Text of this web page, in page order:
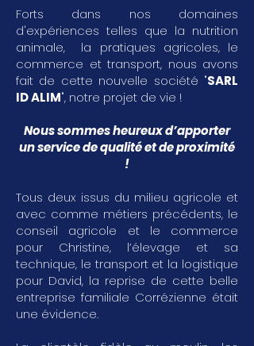
Forts dans nos domaines
d'expériences telles que la nutrition
animale, la pratiques agricoles, le
commerce et transport, nous avons
fait de cette nouvelle société "SARL
ID ALIM", notre projet de vie !
Nous sommes heureux d’apporter
un service de qualité et de proximité
!
Tous deux issus du milieu agricole et
avec comme métiers précédents, le
conseil agricole et le commerce
pour Christine, l’élevage et sa
technique, le transport et la logistique
pour David, la reprise de cette belle
entreprise familiale Corrézienne était
une évidence.